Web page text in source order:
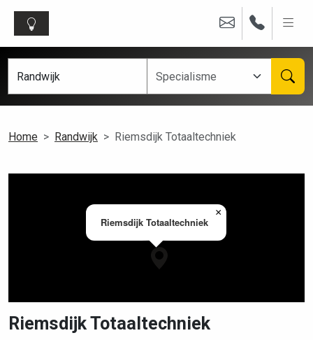
Home Randwijk Riemsdijk Totaaltechniek
Riemsdijk Totaaltechniek
×
Riemsdijk Totaaltechniek